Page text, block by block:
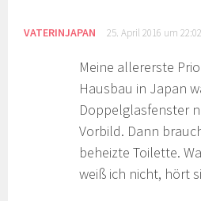
VATERINJAPAN 25. April 2016 um 22:02
Meine allererste
Hausbau in Japan
Doppelglasfenster
Vorbild. Dann
beheizte Toilette.
weiß ich nicht, hört